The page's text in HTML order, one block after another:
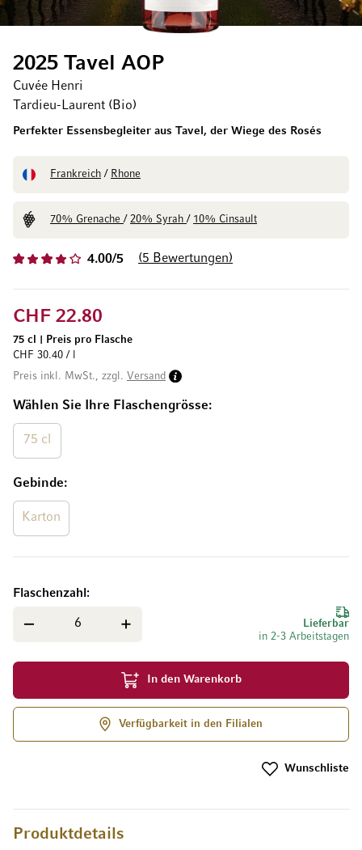
4.00/5 5 Bewertungen
2025 Tavel AOP
Cuvée Henri
Tardieu-Laurent (Bio)
Perfekter Essensbegleiter aus Tavel, der Wiege des Rosés
Frankreich / Rhone
70% Grenache/ 20% Syrah/ 10% Cinsault
Wählen Sie Ihre Flaschengrösse
75 cl
Gebinde
Karton
CHF 22.80
75 cl
Preis pro Flasche
CHF 30.40 / l
Preis inkl. MwSt., zzgl. Versand
Lieferbar
in 2-3 Arbeitstagen
Flaschenzahl
In den Warenkorb
Verfügbarkeit in den Filialen
Wunschliste
Produktdetails